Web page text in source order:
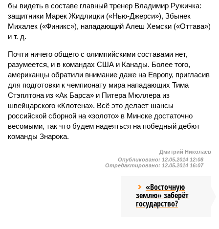
бы видеть в составе главный тренер Владимир Ружичка:
защитники Марек Жидлицки («Нью-Джерси»), Збынек
Михалек («Финикс»), нападающий Алеш Хемски («Оттава»)
и т. д.
Почти ничего общего с олимпийскими составами нет,
разумеется, и в командах США и Канады. Более того,
американцы обратили внимание даже на Европу, пригласив
для подготовки к чемпионату мира нападающих Тима
Стэплтона из «Ак Барса» и Питера Мюллера из
швейцарского «Клотена». Всё это делает шансы
российской сборной на «золото» в Минске достаточно
весомыми, так что будем надеяться на победный дебют
команды Знарока.
Дмитрий Николаев
Опубликовано: 12.05.2014 12:08
Отредактировано: 12.05.2014 16:07
«Восточную
землю» заберёт
государство?